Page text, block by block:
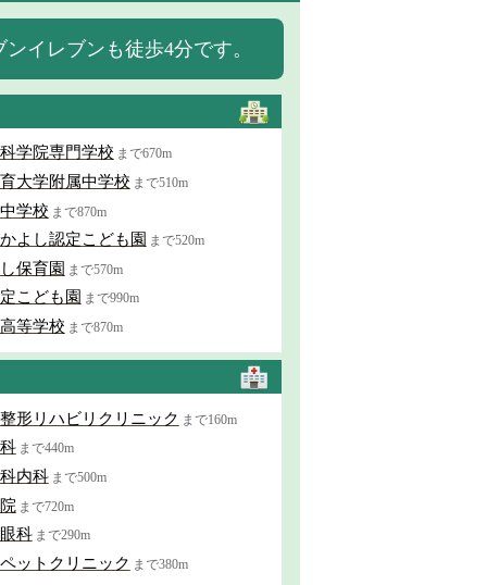
イレブンも徒歩4分です。
学院専門学校 まで670m
大学附属中学校 まで510m
学校 まで870m
よし認定こども園 まで520m
保育園 まで570m
こども園 まで990m
等学校 まで870m
形リハビリクリニック まで160m
まで440m
内科 まで500m
まで720m
科 まで290m
ットクリニック まで380m